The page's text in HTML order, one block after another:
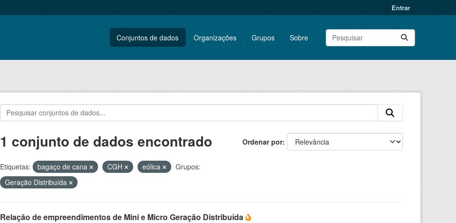
Entrar
Conjuntos de dados Organizações Grupos Sobre
Ordenar por
1 conjunto de dados encontrado
Etiquetas: bagaço de cana CGH eólica
Grupos:
Geração Distribuída
Relação de empreendimentos de Mini e Micro Geração Distribuída